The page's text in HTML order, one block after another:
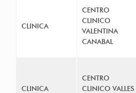
CLINICA
CENTRO
CLINICO
VALENTINA
CANABAL
CLINICA
CENTRO
CLINICO VALLES